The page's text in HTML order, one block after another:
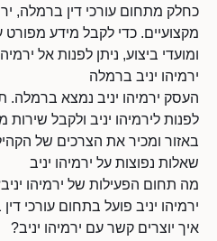
כחלק מתחום עורכי דין ברמלה,
מקצועיים. כדי לקבל מידע מפורט
ומועדי ביצוע, ניתן לפנות אל
ירמיהו יניב ברמלה
העסק ירמיהו יניב נמצא ברמלה.
לפנות לירמיהו יניב ולקבל שירות
באזור ומכיר את הצרכים של
שאלות נפוצות על ירמיהו יניב
מה תחום הפעילות של ירמיהו
ירמיהו יניב פועל בתחום עורכי
איך יוצרים קשר עם ירמיהו יניב?